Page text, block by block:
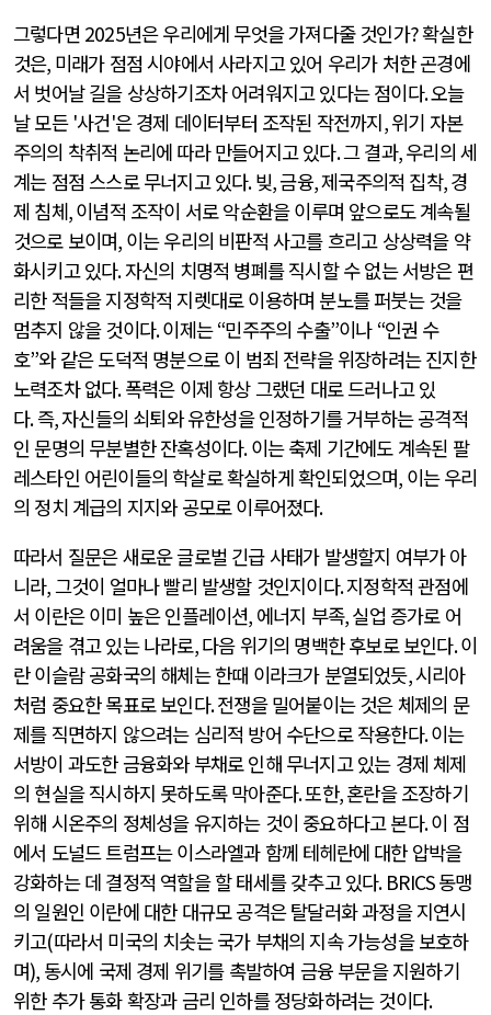
그렇다면 2025년은 우리에게 무엇을 가져다줄 것인가?확실한
것은, 미래가 점점 시야에서 사라지고 있어 우리가 처한 곤경에
서 벗어날 길을 상상하기조차 어려워지고 있다는 점이다.오늘
날 모든 '사건'은 경제 데이터부터 조작된 작전까지,위기 자본
주의의 착취적 논리에 따라 만들어지고 있다.그 결과,우리의 세
계는 점점 스스로 무너지고 있다.빚,금융,제국주의적 집착,경
제 침체,이념적 조작이 서로 악순환을 이루며 앞으로도 계속될
것으로 보이며, 이는 우리의 비판적 사고를 흐리고 상상력을 약
화시키고 있다.자신의 치명적 병폐를 직시할 수 없는 서방은 편
리한 적들을 지정학적 지렛대로 이용하며 분노를 퍼붓는 것을
멈추지 않을 것이다.이제는“민주주의 수출”이나 “인권 수
호”와 같은 도덕적 명분으로 이 범죄 전략을 위장하려는 진지한
노력조차 없다.폭력은 이제 항상 그랬던 대로 드러나고 있
다.즉,자신들의 쇠퇴와 유한성을 인정하기를 거부하는 공격적
인 문명의 무분별한 잔혹성이다.이는 축제 기간에도 계속된 팔
레스타인 어린이들의 학살로 확실하게 확인되었으며, 이는 우리
의 정치 계급의 지지와 공모로 이루어졌다.
따라서 질문은 새로운 글로벌 긴급 사태가 발생할지 여부가 아
니라,그것이 얼마나 빨리 발생할 것인지이다.지정학적 관점에
서 이란은 이미 높은 인플레이션, 에너지 부족,실업 증가로 어
려움을 겪고 있는 나라로,다음 위기의 명백한 후보로 보인다.이
란 이슬람 공화국의 해체는 한때 이라크가 분열되었듯,시리아
처럼 중요한 목표로 보인다.전쟁을 밀어붙이는 것은 체제의 문
제를 직면하지 않으려는 심리적 방어 수단으로 작용한다.이는
서방이 과도한 금융화와 부채로 인해 무너지고 있는 경제 체제
의 현실을 직시하지 못하도록 막아준다.또한,혼란을 조장하기
위해 시온주의 정체성을 유지하는 것이 중요하다고 본다.이 점
에서 도널드 트럼프는 이스라엘과 함께 테헤란에 대한 압박을
강화하는 데 결정적 역할을 할 태세를 갖추고 있다. BRICS동맹
의 일원인 이란에 대한 대규모 공격은 탈달러화 과정을 지연시
키고(따라서 미국의 치솟는 국가 부채의 지속 가능성을 보호하
며), 동시에 국제 경제 위기를 촉발하여 금융 부문을 지원하기
위한 추가 통화 확장과 금리 인하를 정당화하려는 것이다.